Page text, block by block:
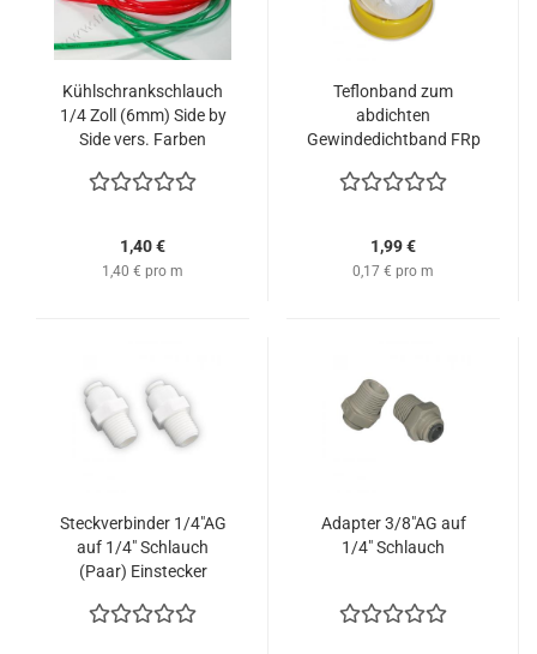
Kühlschrankschlauch
1/4 Zoll (6mm) Side by
Side vers. Farben
1,40 €
1,40 € pro m
Teflonband zum
abdichten
Gewindedichtband FRp
1,99 €
0,17 € pro m
Steckverbinder 1/4"AG
auf 1/4" Schlauch
(Paar) Einstecker
Adapter 3/8"AG auf
1/4" Schlauch